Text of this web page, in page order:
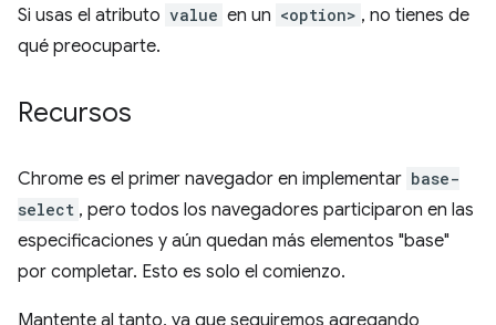
Si usas el atributo value en un <option> , no tienes de
qué preocuparte.
Recursos
Chrome es el primer navegador en implementar base-
select , pero todos los navegadores participaron en las
especificaciones y aún quedan más elementos "base"
por completar. Esto es solo el comienzo.
Mantente al tanto, ya que seguiremos agregando